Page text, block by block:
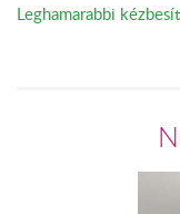
Leghamarabbi